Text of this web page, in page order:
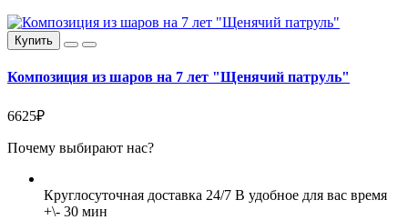
Купить
Композиция из шаров на 7 лет "Щенячий патруль"
6625₽
Почему выбирают нас?
Круглосуточная доставка 24/7 В удобное для вас время
+\- 30 мин